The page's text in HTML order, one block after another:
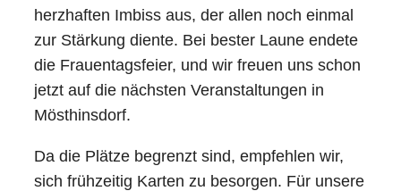
herzhaften Imbiss aus, der allen noch einmal
zur Stärkung diente. Bei bester Laune endete
die Frauentagsfeier, und wir freuen uns schon
jetzt auf die nächsten Veranstaltungen in
Mösthinsdorf.
Da die Plätze begrenzt sind, empfehlen wir,
sich frühzeitig Karten zu besorgen. Für unsere